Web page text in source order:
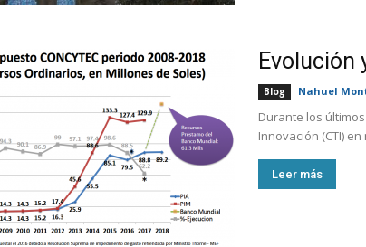
Evolución
Blog Nahuel
Durante los
Innovación (CTI)
Leer más